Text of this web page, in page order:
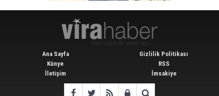
Ana Sayfa
Künye
İletişim
Gizlilik Politikası
RSS
İmsakiye